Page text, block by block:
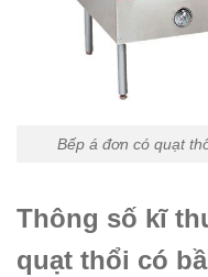
Bếp á đơn có quạt
Thông số kĩ
quạt thổi có